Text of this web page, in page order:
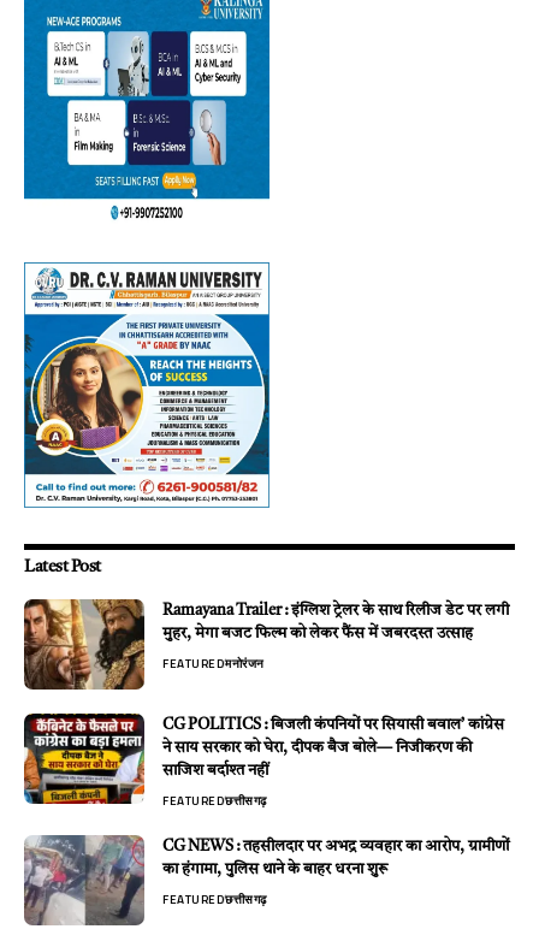
Latest Post
Ramayana Trailer : इंग्लिश ट्रेलर के साथ रिलीज डेट पर लगी
मुहर, मेगा बजट फिल्म को लेकर फैंस में जबरदस्त उत्साह
FEATUREDमनोरंजन
CG POLITICS : बिजली कंपनियों पर सियासी बवाल’ कांग्रेस
ने साय सरकार को घेरा, दीपक बैज बोले— निजीकरण की
साजिश बर्दाश्त नहीं
FEATUREDछत्तीसगढ़
CG NEWS : तहसीलदार पर अभद्र व्यवहार का आरोप, ग्रामीणों
का हंगामा, पुलिस थाने के बाहर धरना शुरू
FEATUREDछत्तीसगढ़